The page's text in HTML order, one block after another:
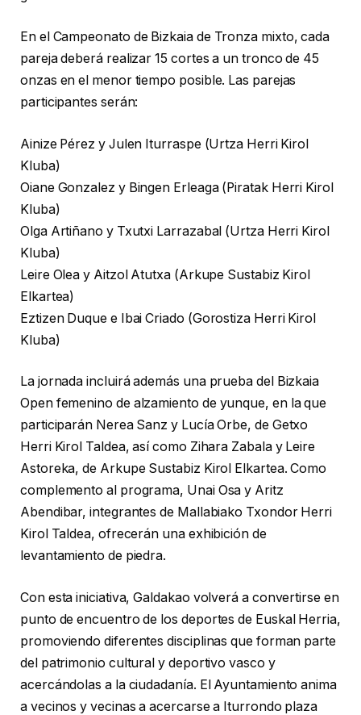
En el Campeonato de Bizkaia de Tronza mixto, cada
pareja deberá realizar 15 cortes a un tronco de 45
onzas en el menor tiempo posible. Las parejas
participantes serán:
Ainize Pérez y Julen Iturraspe (Urtza Herri Kirol
Kluba)
Oiane Gonzalez y Bingen Erleaga (Piratak Herri Kirol
Kluba)
Olga Artiñano y Txutxi Larrazabal (Urtza Herri Kirol
Kluba)
Leire Olea y Aitzol Atutxa (Arkupe Sustabiz Kirol
Elkartea)
Eztizen Duque e Ibai Criado (Gorostiza Herri Kirol
Kluba)
La jornada incluirá además una prueba del Bizkaia
Open femenino de alzamiento de yunque, en la que
participarán Nerea Sanz y Lucía Orbe, de Getxo
Herri Kirol Taldea, así como Zihara Zabala y Leire
Astoreka, de Arkupe Sustabiz Kirol Elkartea. Como
complemento al programa, Unai Osa y Aritz
Abendibar, integrantes de Mallabiako Txondor Herri
Kirol Taldea, ofrecerán una exhibición de
levantamiento de piedra.
Con esta iniciativa, Galdakao volverá a convertirse en
punto de encuentro de los deportes de Euskal Herria,
promoviendo diferentes disciplinas que forman parte
del patrimonio cultural y deportivo vasco y
acercándolas a la ciudadanía. El Ayuntamiento anima
a vecinos y vecinas a acercarse a Iturrondo plaza